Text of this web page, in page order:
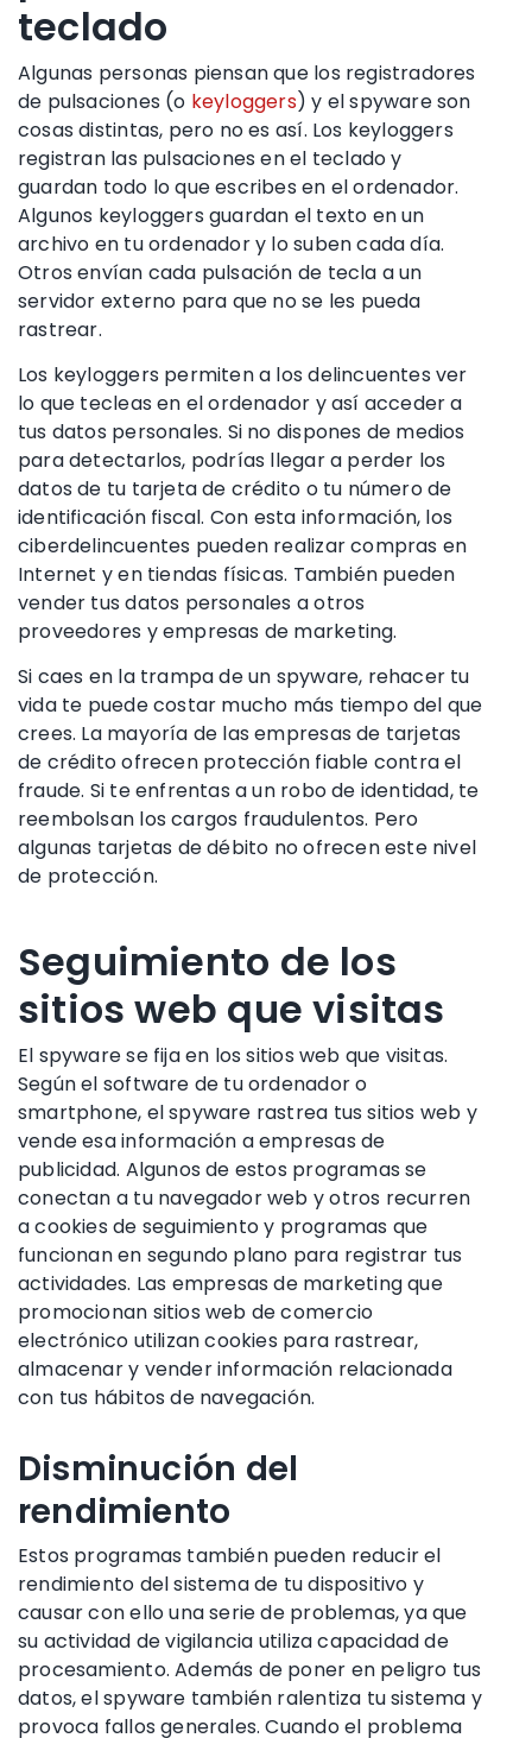
teclado
Algunas personas piensan que los registradores
de pulsaciones (o keyloggers) y el spyware son
cosas distintas, pero no es así. Los keyloggers
registran las pulsaciones en el teclado y
guardan todo lo que escribes en el ordenador.
Algunos keyloggers guardan el texto en un
archivo en tu ordenador y lo suben cada día.
Otros envían cada pulsación de tecla a un
servidor externo para que no se les pueda
rastrear.
Los keyloggers permiten a los delincuentes ver
lo que tecleas en el ordenador y así acceder a
tus datos personales. Si no dispones de medios
para detectarlos, podrías llegar a perder los
datos de tu tarjeta de crédito o tu número de
identificación fiscal. Con esta información, los
ciberdelincuentes pueden realizar compras en
Internet y en tiendas físicas. También pueden
vender tus datos personales a otros
proveedores y empresas de marketing.
Si caes en la trampa de un spyware, rehacer tu
vida te puede costar mucho más tiempo del que
crees. La mayoría de las empresas de tarjetas
de crédito ofrecen protección fiable contra el
fraude. Si te enfrentas a un robo de identidad, te
reembolsan los cargos fraudulentos. Pero
algunas tarjetas de débito no ofrecen este nivel
de protección.
Seguimiento de los
sitios web que visitas
El spyware se fija en los sitios web que visitas.
Según el software de tu ordenador o
smartphone, el spyware rastrea tus sitios web y
vende esa información a empresas de
publicidad. Algunos de estos programas se
conectan a tu navegador web y otros recurren
a cookies de seguimiento y programas que
funcionan en segundo plano para registrar tus
actividades. Las empresas de marketing que
promocionan sitios web de comercio
electrónico utilizan cookies para rastrear,
almacenar y vender información relacionada
con tus hábitos de navegación.
Disminución del
rendimiento
Estos programas también pueden reducir el
rendimiento del sistema de tu dispositivo y
causar con ello una serie de problemas, ya que
su actividad de vigilancia utiliza capacidad de
procesamiento. Además de poner en peligro tus
datos, el spyware también ralentiza tu sistema y
provoca fallos generales. Cuando el problema